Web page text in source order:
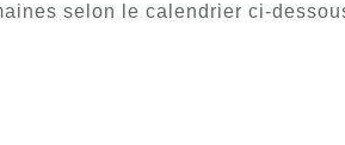
selon le calendrier ci-